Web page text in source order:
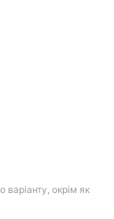
окрім як